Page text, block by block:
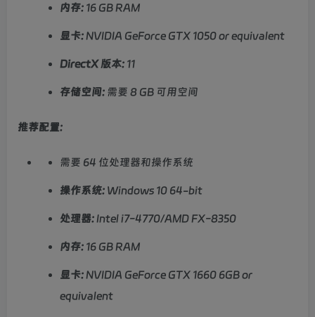
内存: 16 GB RAM
显卡:NVIDIA GeForce GTX 1050 or equivalent
DirectX 版本: 11
存储空间: 需要 8 GB 可用空间
推荐配置:
需要 64 位处理器和操作系统
操作系统: Windows 10 64-bit
处理器:Intel i7-4770/AMD FX-8350
内存: 16 GB RAM
显卡:NVIDIA GeForce GTX 1660 6GB or
equivalent